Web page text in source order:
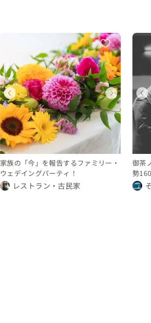
ウェディング
東京都
200 〜 250 万円
家族の「今」を報告するファミリー・
ウェデイングパーティ！
レストラン・古民家
ウェディング
東京都
10 〜 30 万円
御茶
勢
ウェディング
東京都
250 〜 300 万円